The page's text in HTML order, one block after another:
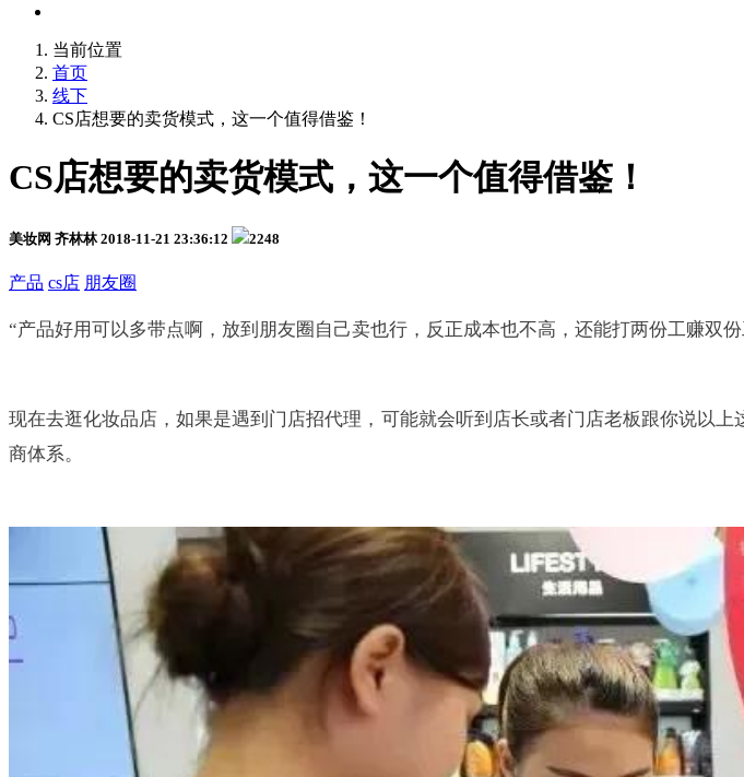
当前位置
首页
线下
CS店想要的卖货模式，这一个值得借鉴！
CS店想要的卖货模式，这一个值得借鉴！
美妆网 齐林林 2018-11-21 23:36:12 2248
产品 cs店 朋友圈
“产品好用可以多带点啊，放到朋友圈自己卖也行，反正成本也不高，还能打两份工赚双
现在去逛化妆品店，如果是遇到门店招代理，可能就会听到店长或者门店老板跟你说以
商体系。